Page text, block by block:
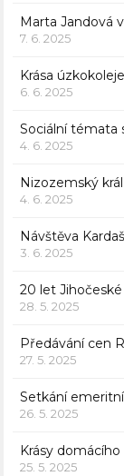
Marta Jandová
7. 6. 2025
Krása
6. 6. 2025
Sociální témata
4. 6. 2025
Nizozemský
4. 6. 2025
Návštěva
3. 6. 2025
20 let Jihočeské
28. 5. 2025
Předávání cen
27. 5. 2025
Setkání
26. 5. 2025
Krásy
25. 5. 2025